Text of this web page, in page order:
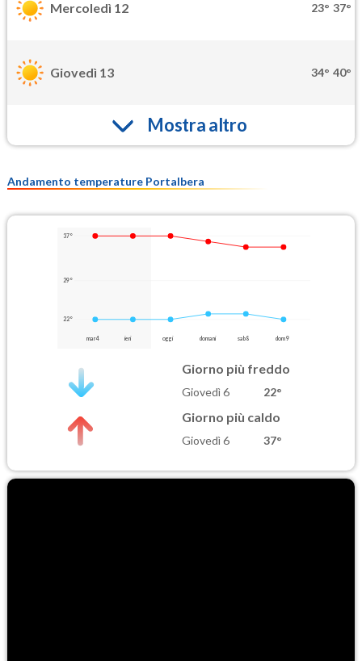
Mercoledì 12 23° 37°
Giovedì 13 34° 40°
Mostra altro
Andamento temperature Portalbera
37°
29°
22°
mar 4 ieri oggi domani sab 8 dom 9
Giorno più freddo
Giovedì 6 22°
Giorno più caldo
Giovedì 6 37°